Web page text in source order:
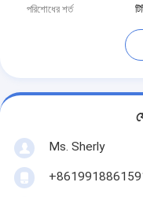
পরিশোধের শর্ত
Ms. Sherly